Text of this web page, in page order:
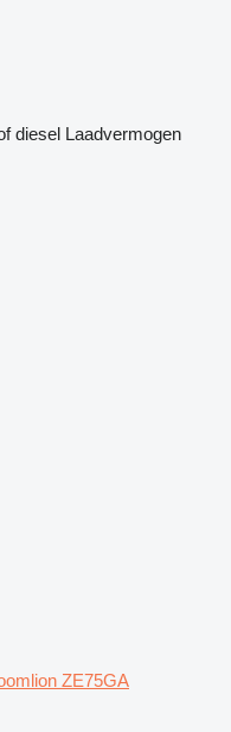
diesel Laadvermogen
ZE75GA